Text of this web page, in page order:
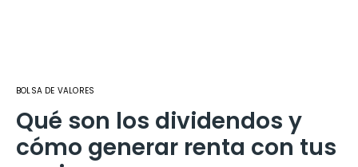
BOLSA DE VALORES
Qué son los dividendos y
cómo generar renta con tus